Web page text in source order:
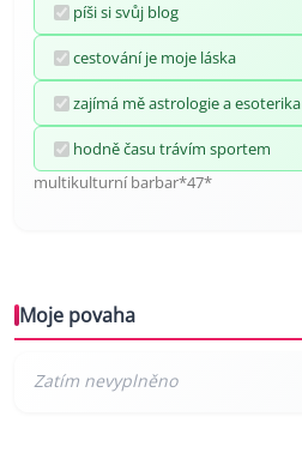
píši si svůj blog
cestování je moje láska
zajímá mě astrologie a esoterika
hodně času trávím sportem
multikulturní barbar*47*
Moje povaha